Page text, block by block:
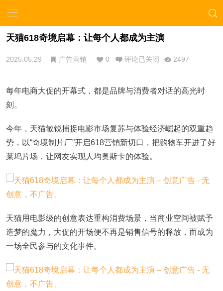
天猫618奇境启幕：让每个人都成为主演
2025.05.29 广告营销 0 评论已关闭 2497
每年电商大促的开幕式，都是品牌与消费者对话的高光时
刻。
今年，天猫敏锐捕捉电影市场复苏与体验经济崛起的双重趋
势，以“奇境制片厂”开启618营销新切口，把购物车开进了好
莱坞片场 ，让网友实现人均奥斯卡的体验。
天猫用电影级的创意表达重构消费场景 ， 当商业空间被赋予
造梦的魔力，大促的开场便不再是销售信号的释放，而成为
一场全民参与的文化事件。